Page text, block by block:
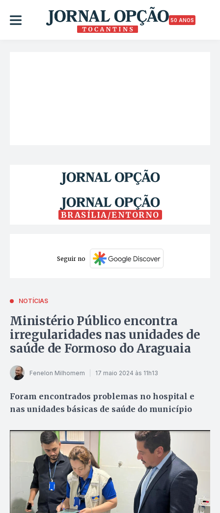
50 ANOS
BRASÍLIA/ENTORNO
Seguir no
NOTÍCIAS
Ministério Público encontra
irregularidades nas unidades de
saúde de Formoso do Araguaia
Fenelon Milhomem 17 maio 2024 às 11h13
Foram encontrados problemas no hospital e
nas unidades básicas de saúde do município